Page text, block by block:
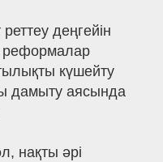
деңгейін
реформалар
күшейту
дамыту аясында
нақты әрі